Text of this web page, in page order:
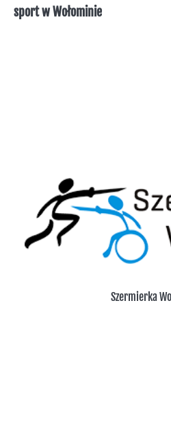
sport w Wołominie